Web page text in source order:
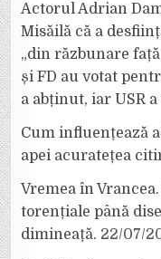
Actorul Adrian
Misăilă că a
„din răzbunare
și FD au votat
a abținut, iar USR
Cum influențează
apei acuratețea
Vremea în
torențiale până
dimineață. 22/07/